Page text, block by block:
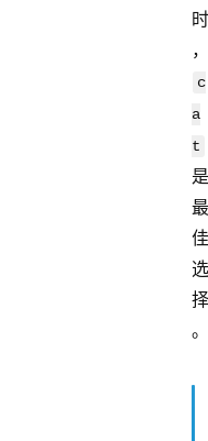
时
，
c
a
t
是
最
佳
选
择
。